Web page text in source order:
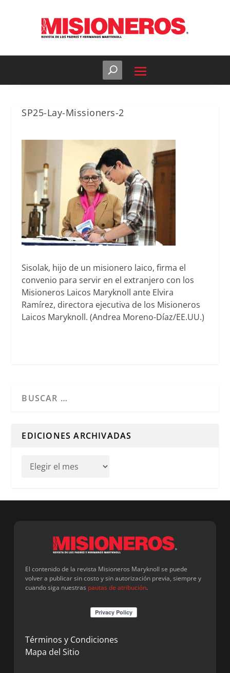
SP25-Lay-Missioners-2
Sisolak, hijo de un misionero laico, firma el
convenio para servir en el extranjero con los
Misioneros Laicos Maryknoll ante Elvira
Ramírez, directora ejecutiva de los Misioneros
Laicos Maryknoll. (Andrea Moreno-Díaz/EE.UU.)
EDICIONES ARCHIVADAS
El contenido de la revista Misioneros Maryknoll se puede
volver a publicar sin costo y sin autorización previa, siempre y
cuando siga nuestras pautas de atribución.
Términos y Condiciones
Mapa del Sitio